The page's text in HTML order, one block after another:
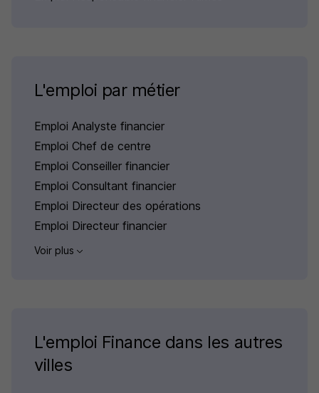
L'emploi par métier
Emploi Analyste financier
Emploi Chef de centre
Emploi Conseiller financier
Emploi Consultant financier
Emploi Directeur des opérations
Emploi Directeur financier
Voir plus
L'emploi Finance dans les autres
villes